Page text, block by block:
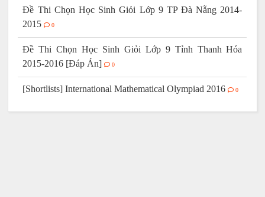
Đề Thi Chọn Học Sinh Giỏi Lớp 9 TP Đà Nẵng 2014-
2015
0
Đề Thi Chọn Học Sinh Giỏi Lớp 9 Tỉnh Thanh Hóa
2015-2016 [Đáp Án]
0
[Shortlists] International Mathematical Olympiad 2016 0